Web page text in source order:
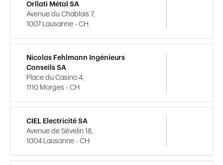
Orllati Métal SA
Avenue du Chablais 7,
1007 Lausanne - CH
Nicolas Fehlmann Ingénieurs
Conseils SA
Place du Casino 4,
1110 Morges - CH
CIEL Electricité SA
Avenue de Sévelin 18,
1004 Lausanne - CH